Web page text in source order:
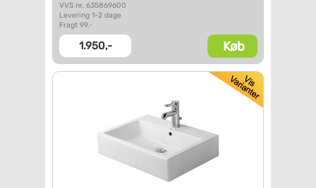
VVS nr. 635869600
Levering 1-2 dage
Fragt 99,-
1.950,- Køb